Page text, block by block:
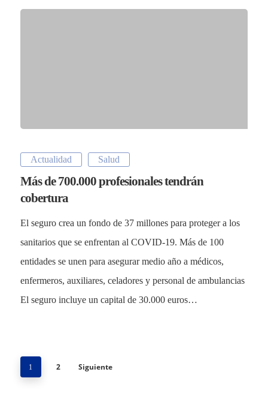
Actualidad Salud
Más de 700.000 profesionales tendrán
cobertura
El seguro crea un fondo de 37 millones para proteger a los
sanitarios que se enfrentan al COVID-19. Más de 100
entidades se unen para asegurar medio año a médicos,
enfermeros, auxiliares, celadores y personal de ambulancias
El seguro incluye un capital de 30.000 euros…
1 2 Siguiente